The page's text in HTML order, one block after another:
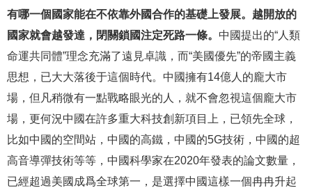
有哪一個國家能在不依靠外國合作的基礎上發展。越開放的
國家就會越發達，閉關鎖國注定死路一條。 中國提出的“人類
命運共同體”理念充滿了遠見卓識，而“美國優先”的帝國主義
思想，已大大落後于這個時代。中國擁有14億人的龐大市
場，但凡稍微有一點戰略眼光的人，就不會忽視這個龐大市
場，更何況中國在許多重大科技創新項目上，已領先全球，
比如中國的空間站，中國的高鐵，中國的5G技術，中國的超
高音導彈技術等等，中國科學家在2020年發表的論文數量，
已經超過美國成爲全球第一，是選擇中國這樣一個冉冉升起